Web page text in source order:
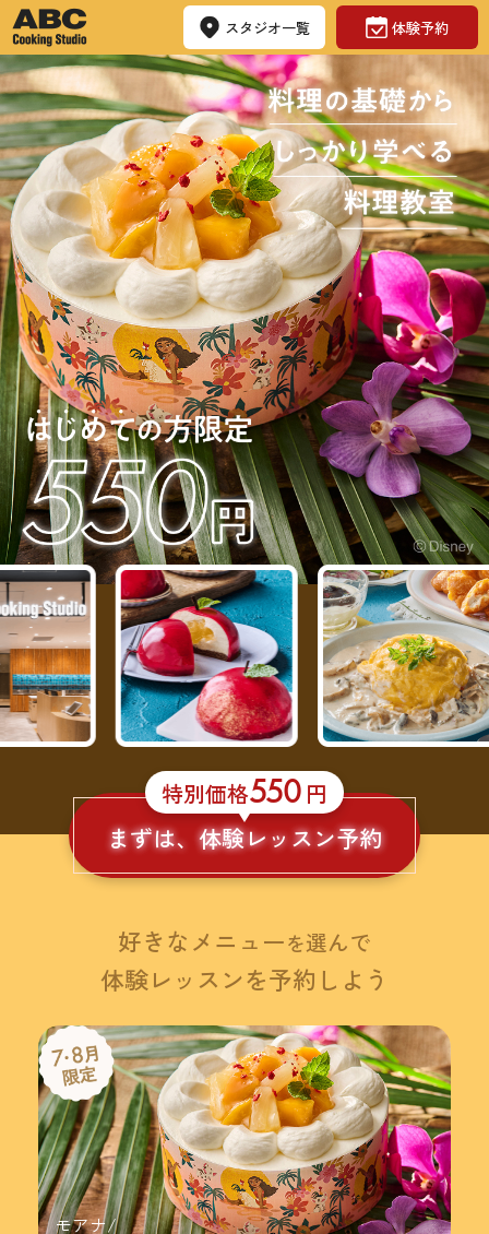
スタジオ一覧 体験予約
特別価格550 円
まずは、体験レッスン予約
好きなメニューを選んで
体験レッスンを予約しよう
モアナ/